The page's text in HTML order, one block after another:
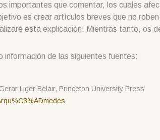
importantes que comentar, los cuales
es crear artículos breves que no
esta explicación. Mientras tanto, os
de las siguientes fuentes:
Liger Belair, Princeton University Press